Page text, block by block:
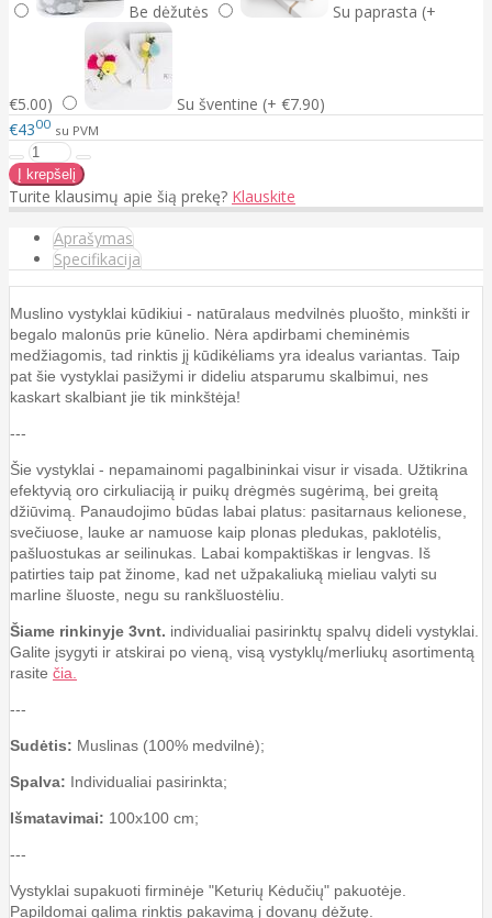
Be dėžutės Su paprasta (+
€5.00)
Su šventine (+ €7.90)
€4300 su PVM
Turite klausimų apie šią prekę? Klauskite
Aprašymas
Specifikacija
Muslino vystyklai kūdikiui - natūralaus medvilnės pluošto, minkšti ir
begalo malonūs prie kūnelio. Nėra apdirbami cheminėmis
medžiagomis, tad rinktis jį kūdikėliams yra idealus variantas. Taip
pat šie vystyklai pasižymi ir dideliu atsparumu skalbimui, nes
kaskart skalbiant jie tik minkštėja!
---
Šie vystyklai - nepamainomi pagalbininkai visur ir visada. Užtikrina
efektyvią oro cirkuliaciją ir puikų drėgmės sugėrimą, bei greitą
džiūvimą. Panaudojimo būdas labai platus: pasitarnaus kelionese,
svečiuose, lauke ar namuose kaip plonas pledukas, paklotėlis,
pašluostukas ar seilinukas. Labai kompaktiškas ir lengvas. Iš
patirties taip pat žinome, kad net užpakaliuką mieliau valyti su
marline šluoste, negu su rankšluostėliu.
Šiame rinkinyje 3vnt. individualiai pasirinktų spalvų dideli vystyklai.
Galite įsygyti ir atskirai po vieną, visą vystyklų/merliukų asortimentą
rasite čia.
---
Sudėtis: Muslinas (100% medvilnė);
Spalva: Individualiai pasirinkta;
Išmatavimai: 100x100 cm;
---
Vystyklai supakuoti firminėje "Keturių Kėdučių" pakuotėje.
Papildomai galima rinktis pakavimą į dovanų dėžutę.